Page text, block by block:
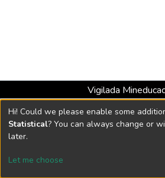
Vigilada
Universidad con Acreditación
Resolución MEN 2158
DSpace software copyright ©
Send
Hi! Could we please enable some
Statistical? You can always change or
later.
Let me choose